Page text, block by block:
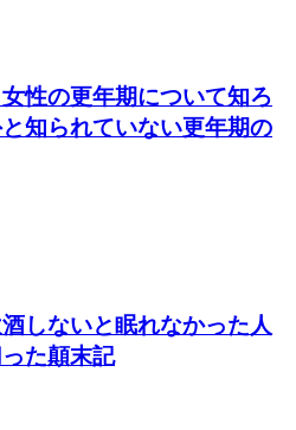
性の更年期について知ろ
知られていない更年期の
しないと眠れなかった人
た顛末記